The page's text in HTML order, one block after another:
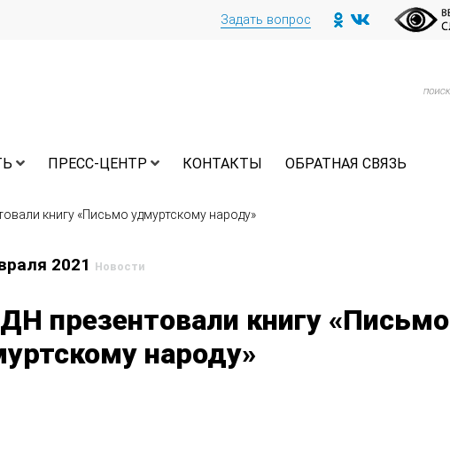
Задать вопрос
ПРЕСС-ЦЕНТР КОНТАКТЫ ОБРАТНАЯ СВЯЗЬ
книгу «Письмо удмуртскому народу»
2021 Новости
презентовали книгу «Письмо
народу»